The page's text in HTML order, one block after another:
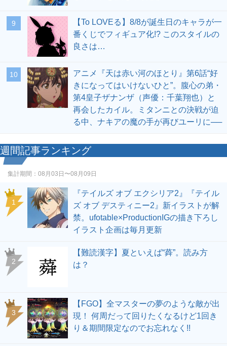
9
【To LOVEる】8/8が誕生日のキャラが一
番くじでフィギュア化!? このスタイルの
良さは…
10
アニメ『天は赤い河のほとり』第6話“好
きになってはいけないひと”。腹心の弟・
第4皇子ザナンザ（声優：千葉翔也）と
再会したカイル。ミタンニとの決戦が迫
る中、ナキアの魔の手が再びユーリに──
週間記事ランキング
集計期間： 08月03日〜08月09日
1
『テイルズ オブ エクシリア2』『テイル
ズ オブ デスティニー2』新イラストが解
禁。ufotable×ProductionIGの描き下ろし
イラスト企画は毎月更新
2
【難読漢字】夏といえば“蕣”。読み方
は？
3
【FGO】全マスターの夢のような敵が出
現！ 何周だって回りたくなるけど1回き
り＆期間限定なのでお忘れなく!!